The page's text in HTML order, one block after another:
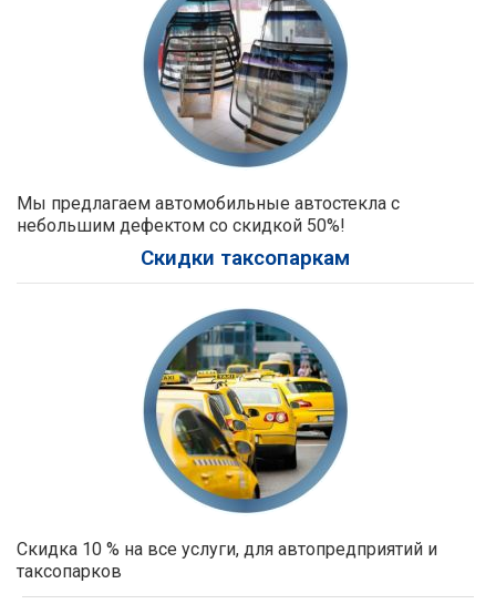
Мы предлагаем автомобильные автостекла с
небольшим дефектом со скидкой 50%!
Скидки таксопаркам
Скидка 10 % на все услуги, для автопредприятий и
таксопарков